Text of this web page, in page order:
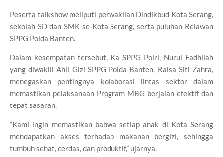
Peserta talkshow meliputi perwakilan Dindikbud Kota Serang,
sekolah SD dan SMK se-Kota Serang, serta puluhan Relawan
SPPG Polda Banten.
Dalam kesempatan tersebut, Ka SPPG Polri, Nurul Fadhilah
yang diwakili Ahli Gizi SPPG Polda Banten, Raisa Siti Zahra,
menegaskan pentingnya kolaborasi lintas sektor dalam
memastikan pelaksanaan Program MBG berjalan efektif dan
tepat sasaran.
“Kami ingin memastikan bahwa setiap anak di Kota Serang
mendapatkan akses terhadap makanan bergizi, sehingga
tumbuh sehat, cerdas, dan produktif,” ujarnya.